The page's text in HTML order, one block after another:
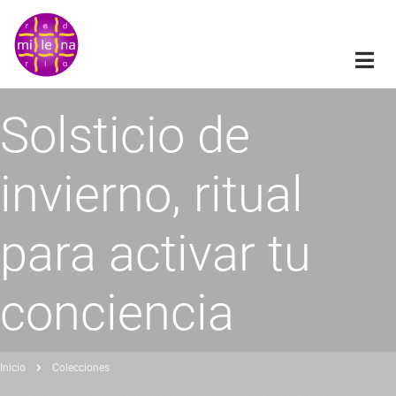
Pasar
contenido
principal
Solsticio de
invierno, ritual
para activar tu
conciencia
Inicio Colecciones